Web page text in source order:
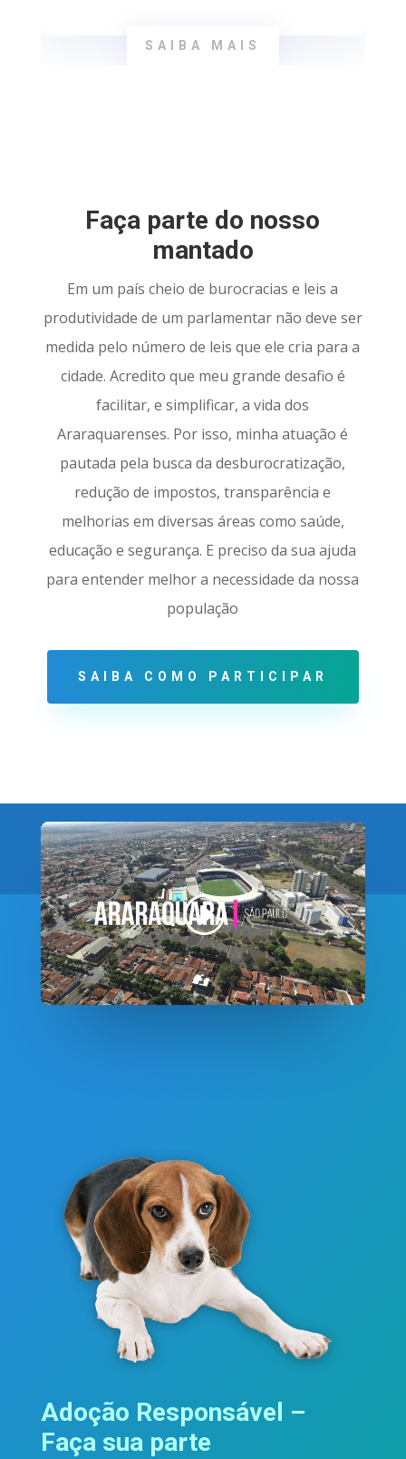
SAIBA MAIS
Faça parte do nosso
mantado
Em um país cheio de burocracias e leis a
produtividade de um parlamentar não deve ser
medida pelo número de leis que ele cria para a
cidade. Acredito que meu grande desafio é
facilitar, e simplificar, a vida dos
Araraquarenses. Por isso, minha atuação é
pautada pela busca da desburocratização,
redução de impostos, transparência e
melhorias em diversas áreas como saúde,
educação e segurança. E preciso da sua ajuda
para entender melhor a necessidade da nossa
população
SAIBA COMO PARTICIPAR
Adoção Responsável –
Faça sua parte